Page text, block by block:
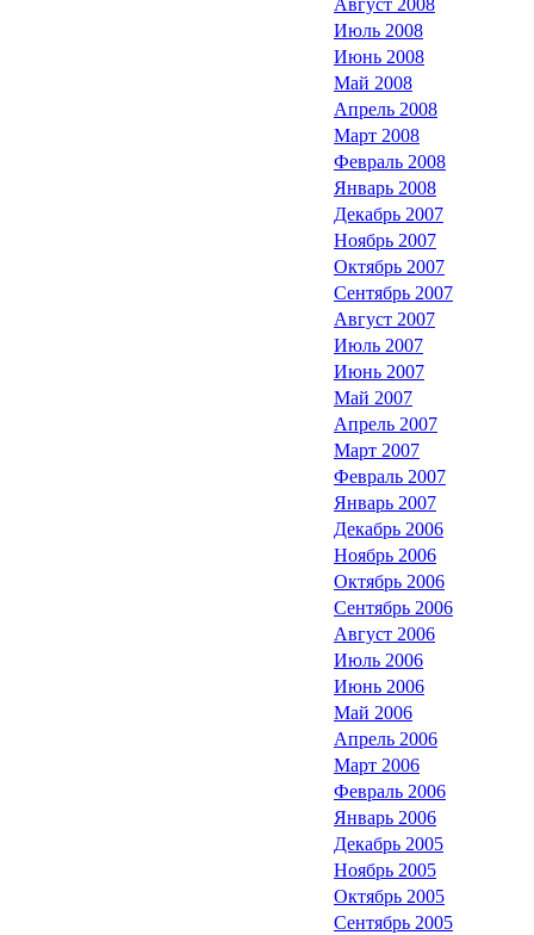
Август 2008
Июль 2008
Июнь 2008
Май 2008
Апрель 2008
Март 2008
Февраль 2008
Январь 2008
Декабрь 2007
Ноябрь 2007
Октябрь 2007
Сентябрь 2007
Август 2007
Июль 2007
Июнь 2007
Май 2007
Апрель 2007
Март 2007
Февраль 2007
Январь 2007
Декабрь 2006
Ноябрь 2006
Октябрь 2006
Сентябрь 2006
Август 2006
Июль 2006
Июнь 2006
Май 2006
Апрель 2006
Март 2006
Февраль 2006
Январь 2006
Декабрь 2005
Ноябрь 2005
Октябрь 2005
Сентябрь 2005